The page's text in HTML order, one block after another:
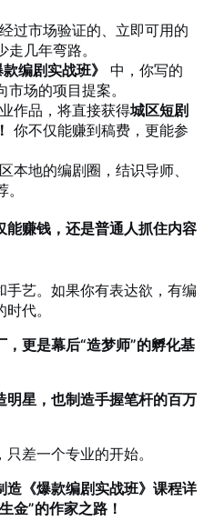
过市场验证的、立即可用的
走几年弯路。
款编剧实战班》
中，你写的
场的项目提案。
作品，将直接获得城区短剧
你不仅能赚到稿费，更能参
本地的编剧圈，结识导师、
赚钱，还是普通人抓住内容
艺。如果你有表达欲，有编
代。
更是幕后“造梦师”的孵化基
明星，也制造手握笔杆的百万
差一个专业的开始。
造《爆款编剧实战班》课程详
金”的作家之路！